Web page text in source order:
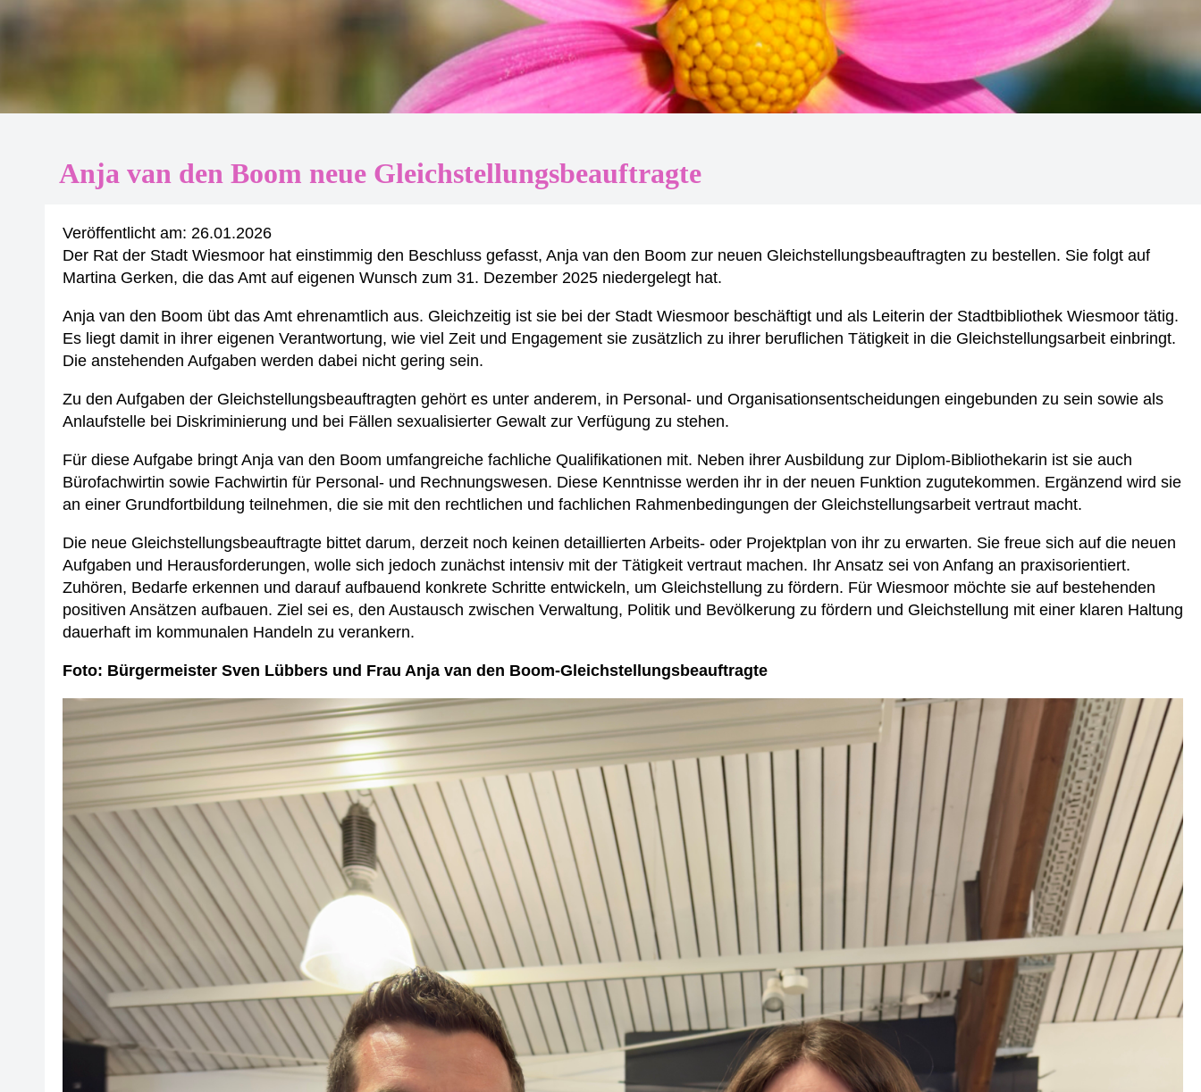
Anja van den Boom neue Gleichstellungsbeauftragte
Veröffentlicht am: 26.01.2026
Der Rat der Stadt Wiesmoor hat einstimmig den Beschluss gefasst, Anja van den Boom zur neuen Gleichstellungsbeauftragten zu bestellen. Sie folgt auf
Martina Gerken, die das Amt auf eigenen Wunsch zum 31. Dezember 2025 niedergelegt hat.
Anja van den Boom übt das Amt ehrenamtlich aus. Gleichzeitig ist sie bei der Stadt Wiesmoor beschäftigt und als Leiterin der Stadtbibliothek Wiesmoor tätig.
Es liegt damit in ihrer eigenen Verantwortung, wie viel Zeit und Engagement sie zusätzlich zu ihrer beruflichen Tätigkeit in die Gleichstellungsarbeit einbringt.
Die anstehenden Aufgaben werden dabei nicht gering sein.
Zu den Aufgaben der Gleichstellungsbeauftragten gehört es unter anderem, in Personal- und Organisationsentscheidungen eingebunden zu sein sowie als
Anlaufstelle bei Diskriminierung und bei Fällen sexualisierter Gewalt zur Verfügung zu stehen.
Für diese Aufgabe bringt Anja van den Boom umfangreiche fachliche Qualifikationen mit. Neben ihrer Ausbildung zur Diplom-Bibliothekarin ist sie auch
Bürofachwirtin sowie Fachwirtin für Personal- und Rechnungswesen. Diese Kenntnisse werden ihr in der neuen Funktion zugutekommen. Ergänzend wird sie
an einer Grundfortbildung teilnehmen, die sie mit den rechtlichen und fachlichen Rahmenbedingungen der Gleichstellungsarbeit vertraut macht.
Die neue Gleichstellungsbeauftragte bittet darum, derzeit noch keinen detaillierten Arbeits- oder Projektplan von ihr zu erwarten. Sie freue sich auf die neuen
Aufgaben und Herausforderungen, wolle sich jedoch zunächst intensiv mit der Tätigkeit vertraut machen. Ihr Ansatz sei von Anfang an praxisorientiert.
Zuhören, Bedarfe erkennen und darauf aufbauend konkrete Schritte entwickeln, um Gleichstellung zu fördern. Für Wiesmoor möchte sie auf bestehenden
positiven Ansätzen aufbauen. Ziel sei es, den Austausch zwischen Verwaltung, Politik und Bevölkerung zu fördern und Gleichstellung mit einer klaren Haltung
dauerhaft im kommunalen Handeln zu verankern.
Foto: Bürgermeister Sven Lübbers und Frau Anja van den Boom-Gleichstellungsbeauftragte